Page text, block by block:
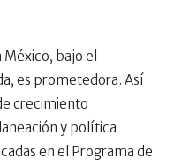
bajo el
es prometedora. Así
crecimiento
y política
en el Programa de